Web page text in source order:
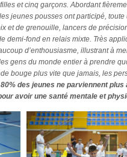
et cinq garçons. Abordant
jeunes pousses ont participé,
et de grenouille, lancers de
demi-fond en relais mixte. Très
d’enthousiasme, illustrant à
gens du monde entier à prendre
bouge plus vite que jamais, les
80% des jeunes ne parviennent plus
avoir une santé mentale et